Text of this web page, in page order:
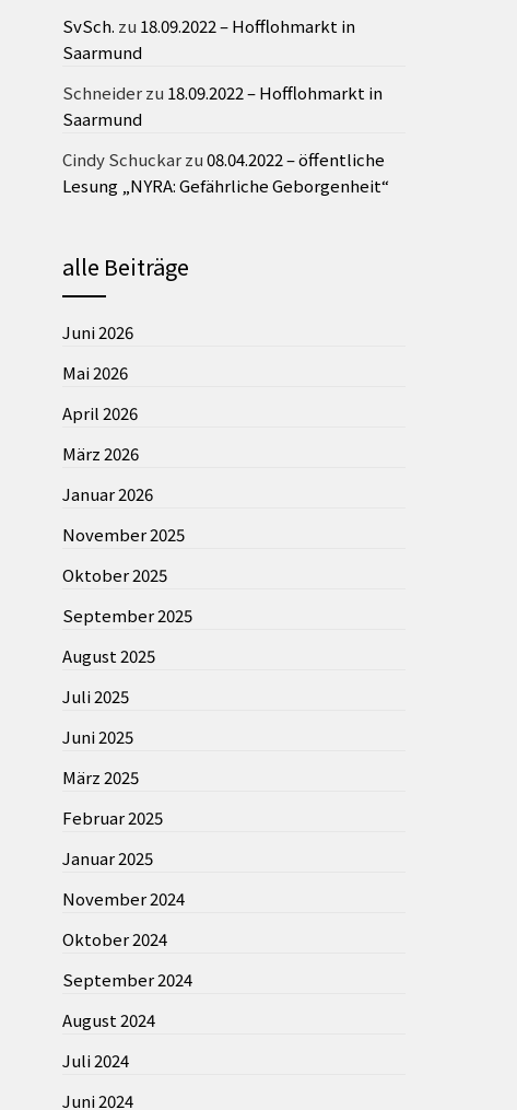
SvSch. zu 18.09.2022 – Hofflohmarkt in
Saarmund
Schneiderzu 18.09.2022 – Hofflohmarkt in
Saarmund
Cindy Schuckarzu08.04.2022 – öffentliche
Lesung „NYRA: Gefährliche Geborgenheit“
alle Beiträge
Juni 2026
Mai 2026
April 2026
März 2026
Januar 2026
November 2025
Oktober 2025
September 2025
August 2025
Juli 2025
Juni 2025
März 2025
Februar 2025
Januar 2025
November 2024
Oktober 2024
September 2024
August 2024
Juli 2024
Juni 2024